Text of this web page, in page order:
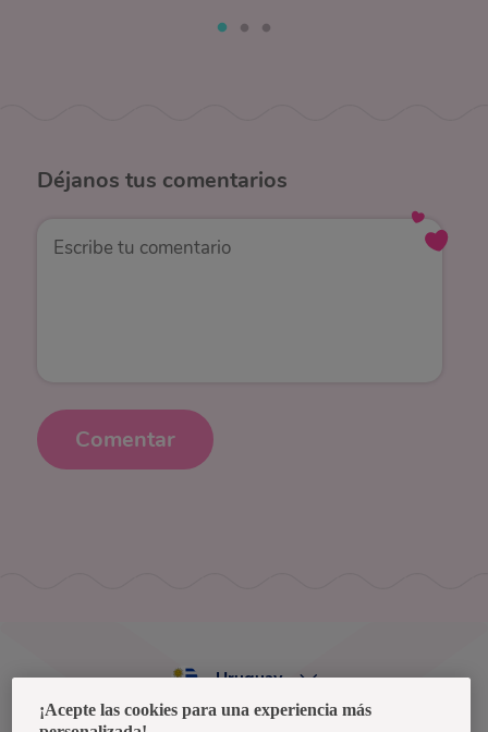
Déjanos tus comentarios
Comentar
Uruguay
¡Acepte las cookies para una experiencia más